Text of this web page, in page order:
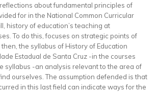
about fundamental principles of
for in the National Common Curricular
history of education’s teaching at
To do this, focuses on strategic points of
the syllabus of History of Education
Estadual de Santa Cruz -in the courses
syllabus -an analysis relevant to the area of
ourselves. The assumption defended is that
in this last field can indicate ways for the